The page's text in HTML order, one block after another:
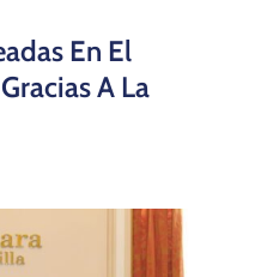
En El
A La